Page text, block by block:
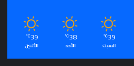
39
℃
السبت
38
℃
الأحد
39
℃
الأثنين